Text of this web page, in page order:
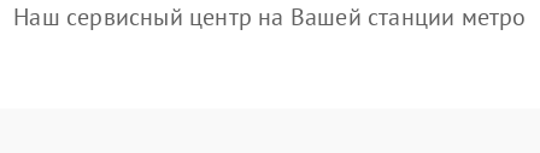
Наш сервисный центр на Вашей станции метро